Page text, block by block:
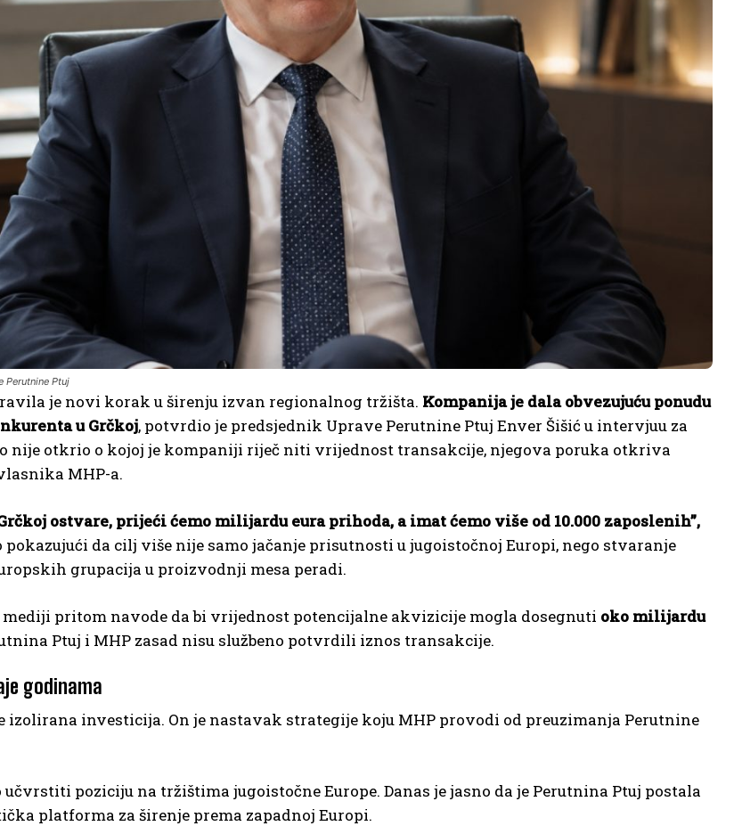
Perutnine Ptuj
je novi korak u širenju izvan regionalnog tržišta. Kompanija je dala obvezujuću ponudu
u Grčkoj, potvrdio je predsjednik Uprave Perutnine Ptuj Enver Šišić u intervjuu za
nije otkrio o kojoj je kompaniji riječ niti vrijednost transakcije, njegova poruka otkriva
MHP-a.
ostvare, prijeći ćemo milijardu eura prihoda, a imat ćemo više od 10.000 zaposlenih”,
pokazujući da cilj više nije samo jačanje prisutnosti u jugoistočnoj Europi, nego stvaranje
grupacija u proizvodnji mesa peradi.
pritom navode da bi vrijednost potencijalne akvizicije mogla dosegnuti oko milijardu
Ptuj i MHP zasad nisu službeno potvrdili iznos transakcije.
godinama
izolirana investicija. On je nastavak strategije koju MHP provodi od preuzimanja Perutnine
učvrstiti poziciju na tržištima jugoistočne Europe. Danas je jasno da je Perutnina Ptuj postala
platforma za širenje prema zapadnoj Europi.